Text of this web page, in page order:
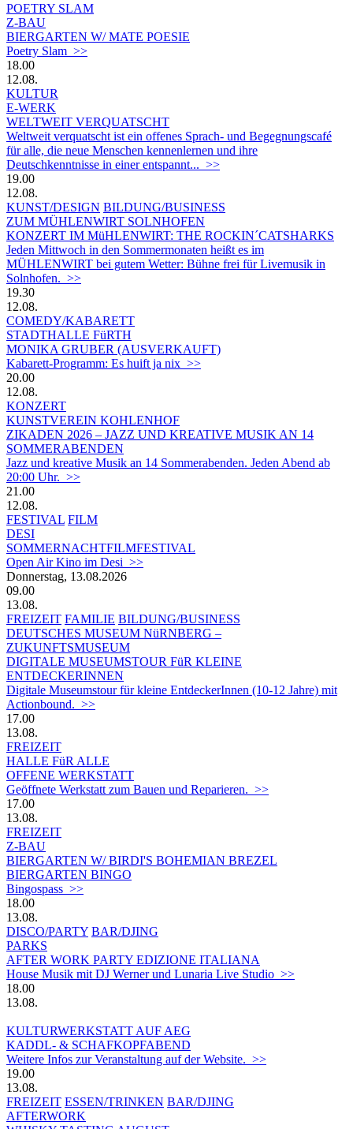
POETRY SLAM
Z-BAU
BIERGARTEN W/ MATE POESIE
Poetry Slam >>
18.00
12.08.
KULTUR
E-WERK
WELTWEIT VERQUATSCHT
Weltweit verquatscht ist ein offenes Sprach- und Begegnungscafé
für alle, die neue Menschen kennenlernen und ihre
Deutschkenntnisse in einer entspannt... >>
19.00
12.08.
KUNST/DESIGN BILDUNG/BUSINESS
ZUM MÜHLENWIRT SOLNHOFEN
KONZERT IM MüHLENWIRT: THE ROCKIN´CATSHARKS
Jeden Mittwoch in den Sommermonaten heißt es im
MÜHLENWIRT bei gutem Wetter: Bühne frei für Livemusik in
Solnhofen. >>
19.30
12.08.
COMEDY/KABARETT
STADTHALLE FüRTH
MONIKA GRUBER (AUSVERKAUFT)
Kabarett-Programm: Es huift ja nix >>
20.00
12.08.
KONZERT
KUNSTVEREIN KOHLENHOF
ZIKADEN 2026 – JAZZ UND KREATIVE MUSIK AN 14
SOMMERABENDEN
Jazz und kreative Musik an 14 Sommerabenden. Jeden Abend ab
20:00 Uhr. >>
21.00
12.08.
FESTIVAL FILM
DESI
SOMMERNACHTFILMFESTIVAL
Open Air Kino im Desi >>
Donnerstag, 13.08.2026
09.00
13.08.
FREIZEIT FAMILIE BILDUNG/BUSINESS
DEUTSCHES MUSEUM NüRNBERG –
ZUKUNFTSMUSEUM
DIGITALE MUSEUMSTOUR FüR KLEINE
ENTDECKERINNEN
Digitale Museumstour für kleine EntdeckerInnen (10-12 Jahre) mit
Actionbound. >>
17.00
13.08.
FREIZEIT
HALLE FüR ALLE
OFFENE WERKSTATT
Geöffnete Werkstatt zum Bauen und Reparieren. >>
17.00
13.08.
FREIZEIT
Z-BAU
BIERGARTEN W/ BIRDI'S BOHEMIAN BREZEL
BIERGARTEN BINGO
Bingospass >>
18.00
13.08.
DISCO/PARTY BAR/DJING
PARKS
AFTER WORK PARTY EDIZIONE ITALIANA
House Musik mit DJ Werner und Lunaria Live Studio >>
18.00
13.08.
KULTURWERKSTATT AUF AEG
KADDL- & SCHAFKOPFABEND
Weitere Infos zur Veranstaltung auf der Website. >>
19.00
13.08.
FREIZEIT ESSEN/TRINKEN BAR/DJING
AFTERWORK